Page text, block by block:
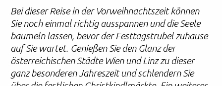
Bei dieser Reise in der Vorweihnachtszeit können
Sie noch einmal richtig ausspannen und die Seele
baumeln lassen, bevor der Festtagstrubel zuhause
auf Sie wartet. Genießen Sie den Glanz der
österreichischen Städte Wien und Linz zu dieser
ganz besonderen Jahreszeit und schlendern Sie